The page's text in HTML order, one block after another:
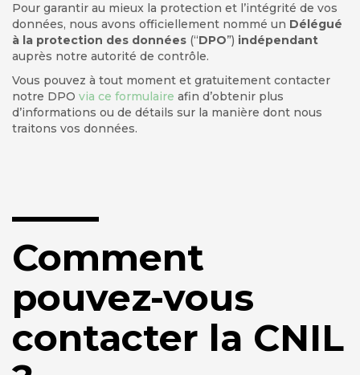
Pour garantir au mieux la protection et l’intégrité de vos
données, nous avons officiellement nommé un Délégué
à la protection des données (“DPO”) indépendant
auprès notre autorité de contrôle.
Vous pouvez à tout moment et gratuitement contacter
notre DPO via ce formulaire afin d’obtenir plus
d’informations ou de détails sur la manière dont nous
traitons vos données.
Comment
pouvez-vous
contacter la CNIL